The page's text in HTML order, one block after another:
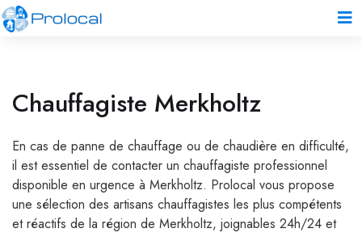
Chauffagiste Merkholtz
En cas de panne de chauffage ou de chaudière en difficulté,
il est essentiel de contacter un chauffagiste professionnel
disponible en urgence à Merkholtz. Prolocal vous propose
une sélection des artisans chauffagistes les plus compétents
et réactifs de la région de Merkholtz, joignables 24h/24 et